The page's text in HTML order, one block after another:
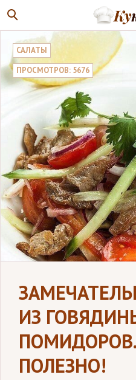
САЛАТЫ
ПРОСМОТРОВ: 5676
ИЗ
ПОЛЕЗНО!